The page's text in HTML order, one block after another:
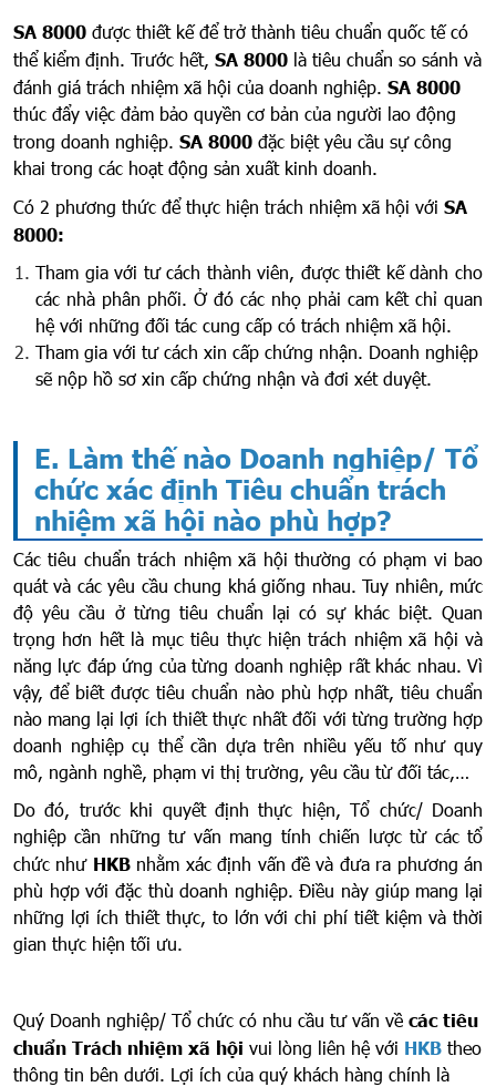
SA 8000 được thiết kế để trở thành tiêu chuẩn quốc tế có
thể kiểm định. Trước hết, SA 8000 là tiêu chuẩn so sánh và
đánh giá trách nhiệm xã hội của doanh nghiệp. SA 8000
thúc đẩy việc đảm bảo quyền cơ bản của người lao động
trong doanh nghiệp. SA 8000 đặc biệt yêu cầu sự công
khai trong các hoạt động sản xuất kinh doanh.
Có 2 phương thức để thực hiện trách nhiệm xã hội với SA
8000:
Tham gia với tư cách thành viên, được thiết kế dành cho
các nhà phân phối. Ở đó các nhọ phải cam kết chỉ quan
hệ với những đối tác cung cấp có trách nhiệm xã hội.
Tham gia với tư cách xin cấp chứng nhận. Doanh nghiệp
sẽ nộp hồ sơ xin cấp chứng nhận và đơi xét duyệt.
E. Làm thế nào Doanh nghiệp/ Tổ
chức xác định Tiêu chuẩn trách
nhiệm xã hội nào phù hợp?
Các tiêu chuẩn trách nhiệm xã hội thường có phạm vi bao
quát và các yêu cầu chung khá giống nhau. Tuy nhiên, mức
độ yêu cầu ở từng tiêu chuẩn lại có sự khác biệt. Quan
trọng hơn hết là mục tiêu thực hiện trách nhiệm xã hội và
năng lực đáp ứng của từng doanh nghiệp rất khác nhau. Vì
vậy, để biết được tiêu chuẩn nào phù hợp nhất, tiêu chuẩn
nào mang lại lợi ích thiết thực nhất đối với từng trường hợp
doanh nghiệp cụ thể cần dựa trên nhiều yếu tố như quy
mô, ngành nghề, phạm vi thị trường, yêu cầu từ đối tác,…
Do đó, trước khi quyết định thực hiện, Tổ chức/ Doanh
nghiệp cần những tư vấn mang tính chiến lược từ các tổ
chức như HKB nhằm xác định vấn đề và đưa ra phương án
phù hợp với đặc thù doanh nghiệp. Điều này giúp mang lại
những lợi ích thiết thực, to lớn với chi phí tiết kiệm và thời
gian thực hiện tối ưu.
Quý Doanh nghiệp/ Tổ chức có nhu cầu tư vấn về các tiêu
chuẩn Trách nhiệm xã hội vui lòng liên hệ với HKB theo
thông tin bên dưới. Lợi ích của quý khách hàng chính là